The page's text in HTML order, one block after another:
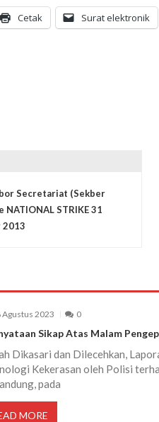
Cetak Surat elektronik
Secretariat (Sekber
STRIKE 31
2013
Agustus 2023 0
Sikap Atas Malam
Dikasari dan Dilecehkan,
Kekerasan oleh Polisi
pada
MORE